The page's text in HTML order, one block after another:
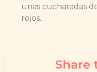
unas cucharadas
rojos.
Share